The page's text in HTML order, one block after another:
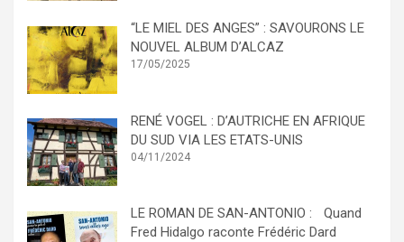
“LE MIEL DES ANGES” : SAVOURONS LE
NOUVEL ALBUM D’ALCAZ
17/05/2025
RENÉ VOGEL : D’AUTRICHE EN AFRIQUE
DU SUD VIA LES ETATS-UNIS
04/11/2024
LE ROMAN DE SAN-ANTONIO : Quand
Fred Hidalgo raconte Frédéric Dard